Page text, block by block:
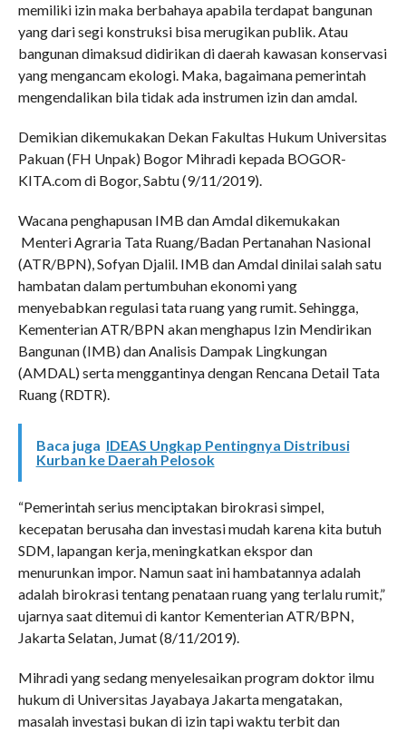
memiliki izin maka berbahaya apabila terdapat bangunan
yang dari segi konstruksi bisa merugikan publik. Atau
bangunan dimaksud didirikan di daerah kawasan konservasi
yang mengancam ekologi. Maka, bagaimana pemerintah
mengendalikan bila tidak ada instrumen izin dan amdal.
Demikian dikemukakan Dekan Fakultas Hukum Universitas
Pakuan (FH Unpak) Bogor Mihradi kepada BOGOR-
KITA.com di Bogor, Sabtu (9/11/2019).
Wacana penghapusan IMB dan Amdal dikemukakan
Menteri Agraria Tata Ruang/Badan Pertanahan Nasional
(ATR/BPN), Sofyan Djalil. IMB dan Amdal dinilai salah satu
hambatan dalam pertumbuhan ekonomi yang
menyebabkan regulasi tata ruang yang rumit. Sehingga,
Kementerian ATR/BPN akan menghapus Izin Mendirikan
Bangunan (IMB) dan Analisis Dampak Lingkungan
(AMDAL) serta menggantinya dengan Rencana Detail Tata
Ruang (RDTR).
Baca juga IDEAS Ungkap Pentingnya Distribusi
Kurban ke Daerah Pelosok
“Pemerintah serius menciptakan birokrasi simpel,
kecepatan berusaha dan investasi mudah karena kita butuh
SDM, lapangan kerja, meningkatkan ekspor dan
menurunkan impor. Namun saat ini hambatannya adalah
adalah birokrasi tentang penataan ruang yang terlalu rumit,”
ujarnya saat ditemui di kantor Kementerian ATR/BPN,
Jakarta Selatan, Jumat (8/11/2019).
Mihradi yang sedang menyelesaikan program doktor ilmu
hukum di Universitas Jayabaya Jakarta mengatakan,
masalah investasi bukan di izin tapi waktu terbit dan